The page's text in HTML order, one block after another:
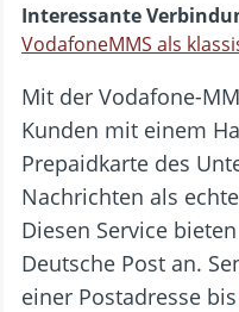
Interessante
VodafoneMMS als
Mit der Vodafone-
Kunden mit einem
Prepaidkarte des
Nachrichten als
Diesen Service
Deutsche Post an.
einer Postadresse bis